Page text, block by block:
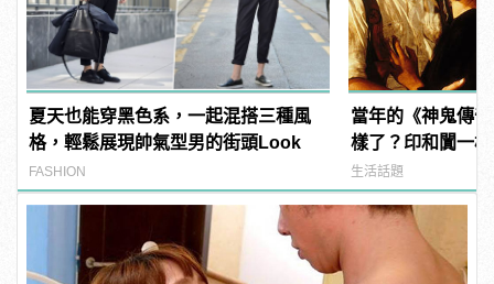
夏天也能穿黑色系，一起混搭三種風
格，輕鬆展現帥氣型男的街頭Look
FASHION
當年的《神鬼傳
樣了？印和闐一
發福！
生活話題